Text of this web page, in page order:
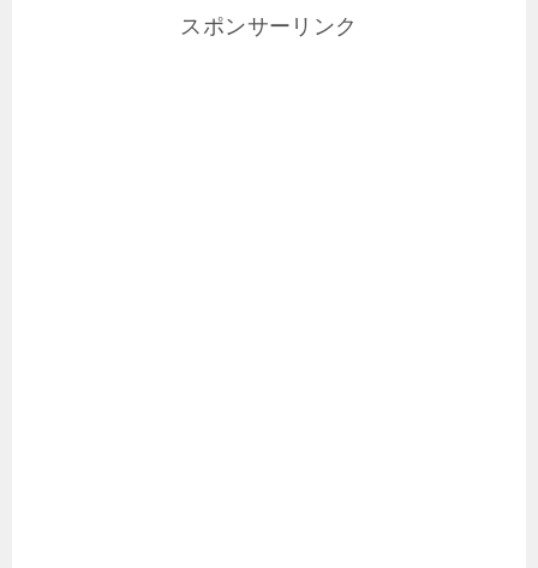
スポンサーリンク